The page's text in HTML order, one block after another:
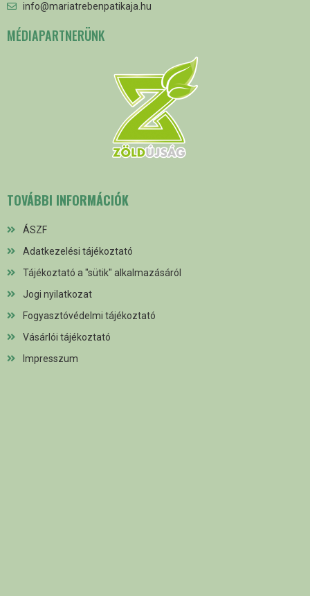
info@mariatrebenpatikaja.hu
MÉDIAPARTNERÜNK
TOVÁBBI INFORMÁCIÓK
ÁSZF
Adatkezelési tájékoztató
Tájékoztató a "sütik" alkalmazásáról
Jogi nyilatkozat
Fogyasztóvédelmi tájékoztató
Vásárlói tájékoztató
Impresszum